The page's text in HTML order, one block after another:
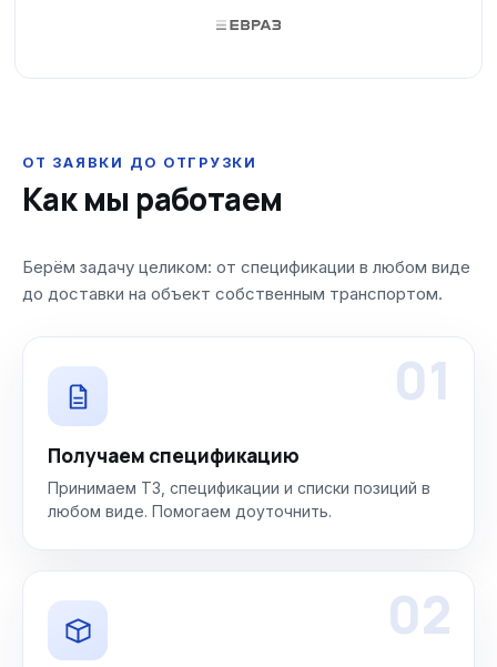
ОТ ЗАЯВКИ ДО ОТГРУЗКИ
Как мы работаем
Берём задачу целиком: от спецификации в любом виде
до доставки на объект собственным транспортом.
01
Получаем спецификацию
Принимаем ТЗ, спецификации и списки позиций в
любом виде. Помогаем доуточнить.
02